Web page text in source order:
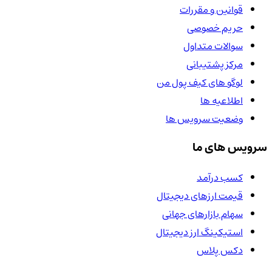
قوانین و مقررات
حریم خصوصی
سوالات متداول
مرکز پشتیبانی
لوگو های کیف پول من
اطلاعیه ها
وضعیت سرویس ها
سرویس های ما
کسب درآمد
قیمت ارزهای دیجیتال
سهام بازارهای جهانی
استیکینگ ارز دیجیتال
دکس پلاس